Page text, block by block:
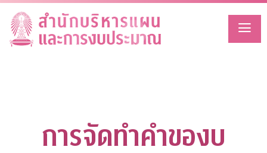
Skip
content
การจัดทำคำของบ